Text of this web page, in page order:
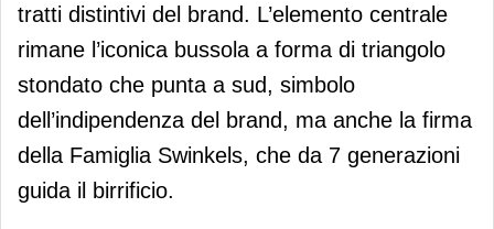
tratti distintivi del brand. L’elemento centrale
rimane l’iconica bussola a forma di triangolo
stondato che punta a sud, simbolo
dell’indipendenza del brand, ma anche la firma
della Famiglia Swinkels, che da 7 generazioni
guida il birrificio.